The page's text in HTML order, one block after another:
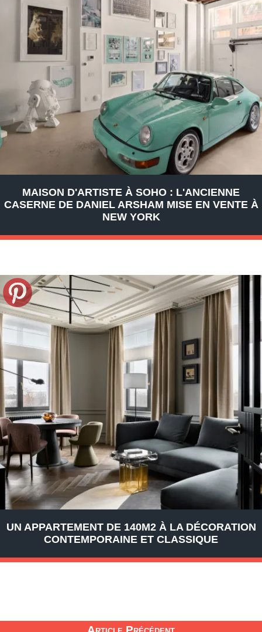
MAISON D'ARTISTE À SOHO : L'ANCIENNE
CASERNE DE DANIEL ARSHAM MISE EN VENTE À
NEW YORK
UN APPARTEMENT DE 140M2 À LA DÉCORATION
CONTEMPORAINE ET CLASSIQUE